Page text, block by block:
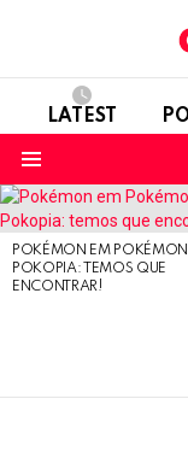
LATEST
LATEST
STORIES
POKÉMON EM POKÉMON
POKOPIA: TEMOS QUE
ENCONTRAR!